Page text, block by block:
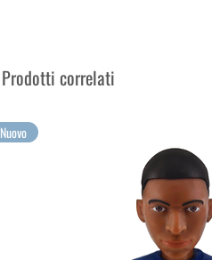
Découvrez toutes les figurines
Prodotti correlati
Nuovo